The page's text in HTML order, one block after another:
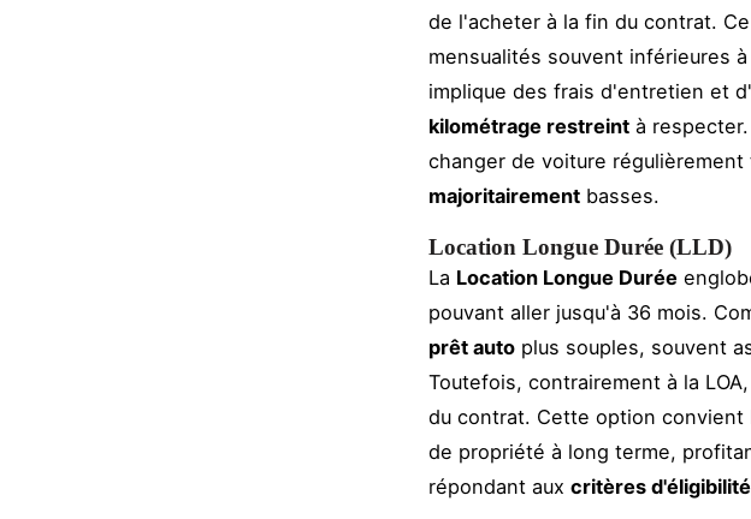
de l'acheter à la fin du contrat.
mensualités souvent inférieures
implique des frais d'entretien et
kilométrage restreint à
changer de voiture
majoritairement basses.
Location Longue Durée (LLD)
La Location Longue Durée
pouvant aller jusqu'à 36 mois.
prêt auto plus souples, souvent
Toutefois, contrairement à la
du contrat. Cette option
de propriété à long terme,
répondant aux critères